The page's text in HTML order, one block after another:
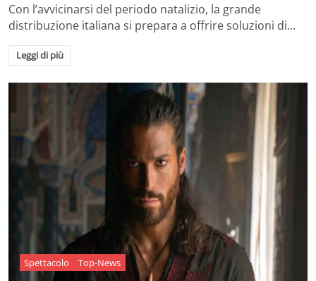
Con l’avvicinarsi del periodo natalizio, la grande
distribuzione italiana si prepara a offrire soluzioni di…
Leggi di più
Spettacolo Top-News